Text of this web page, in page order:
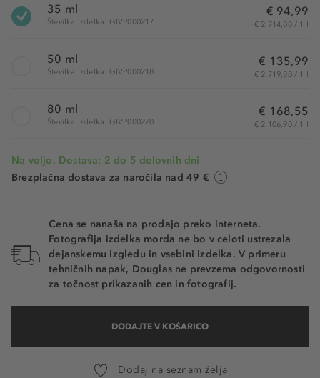
35 ml
Številka izdelka: GIVP000217
€ 94,99
€ 2.714,00 / 1 l
50 ml
Številka izdelka: GIVP000218
€ 135,99
€ 2.719,80 / 1 l
80 ml
Številka izdelka: GIVP000220
€ 168,55
€ 2.106,90 / 1 l
Na voljo. Dostava: 2 do 5 delovnih dni
Brezplačna dostava za naročila nad 49 €
Cena se nanaša na prodajo preko interneta.
Fotografija izdelka morda ne bo v celoti ustrezala
dejanskemu izgledu in vsebini izdelka. V primeru
tehničnih napak, Douglas ne prevzema odgovornosti
za točnost prikazanih cen in fotografij.
DODAJTE V KOŠARICO
Dodaj na seznam želja